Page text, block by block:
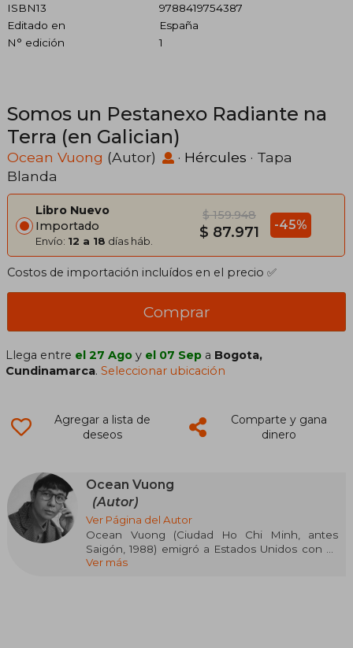
ISBN13
9788419754387
Editado en
España
N° edición
1
Somos un Pestanexo Radiante na
Terra (en Galician)
Ocean Vuong (Autor) · Hércules · Tapa
Blanda
Libro Nuevo
Importado
Envío: 12 a 18 días háb.
$ 159.948
$ 87.971 -45%
Costos de importación incluídos en el precio ✅
Comprar
Llega entre el 27 Ago y el 07 Sep a Bogota,
Cundinamarca.Seleccionar ubicación
Agregar a lista de
deseos
Comparte y gana
dinero
Ocean Vuong
(Autor)
Ver Página del Autor
Ocean Vuong (Ciudad Ho Chi Minh, antes
Saigón, 1988) emigró a Estados Unidos con su
familia en 1990, tras pasar un año en un campo
Ver más